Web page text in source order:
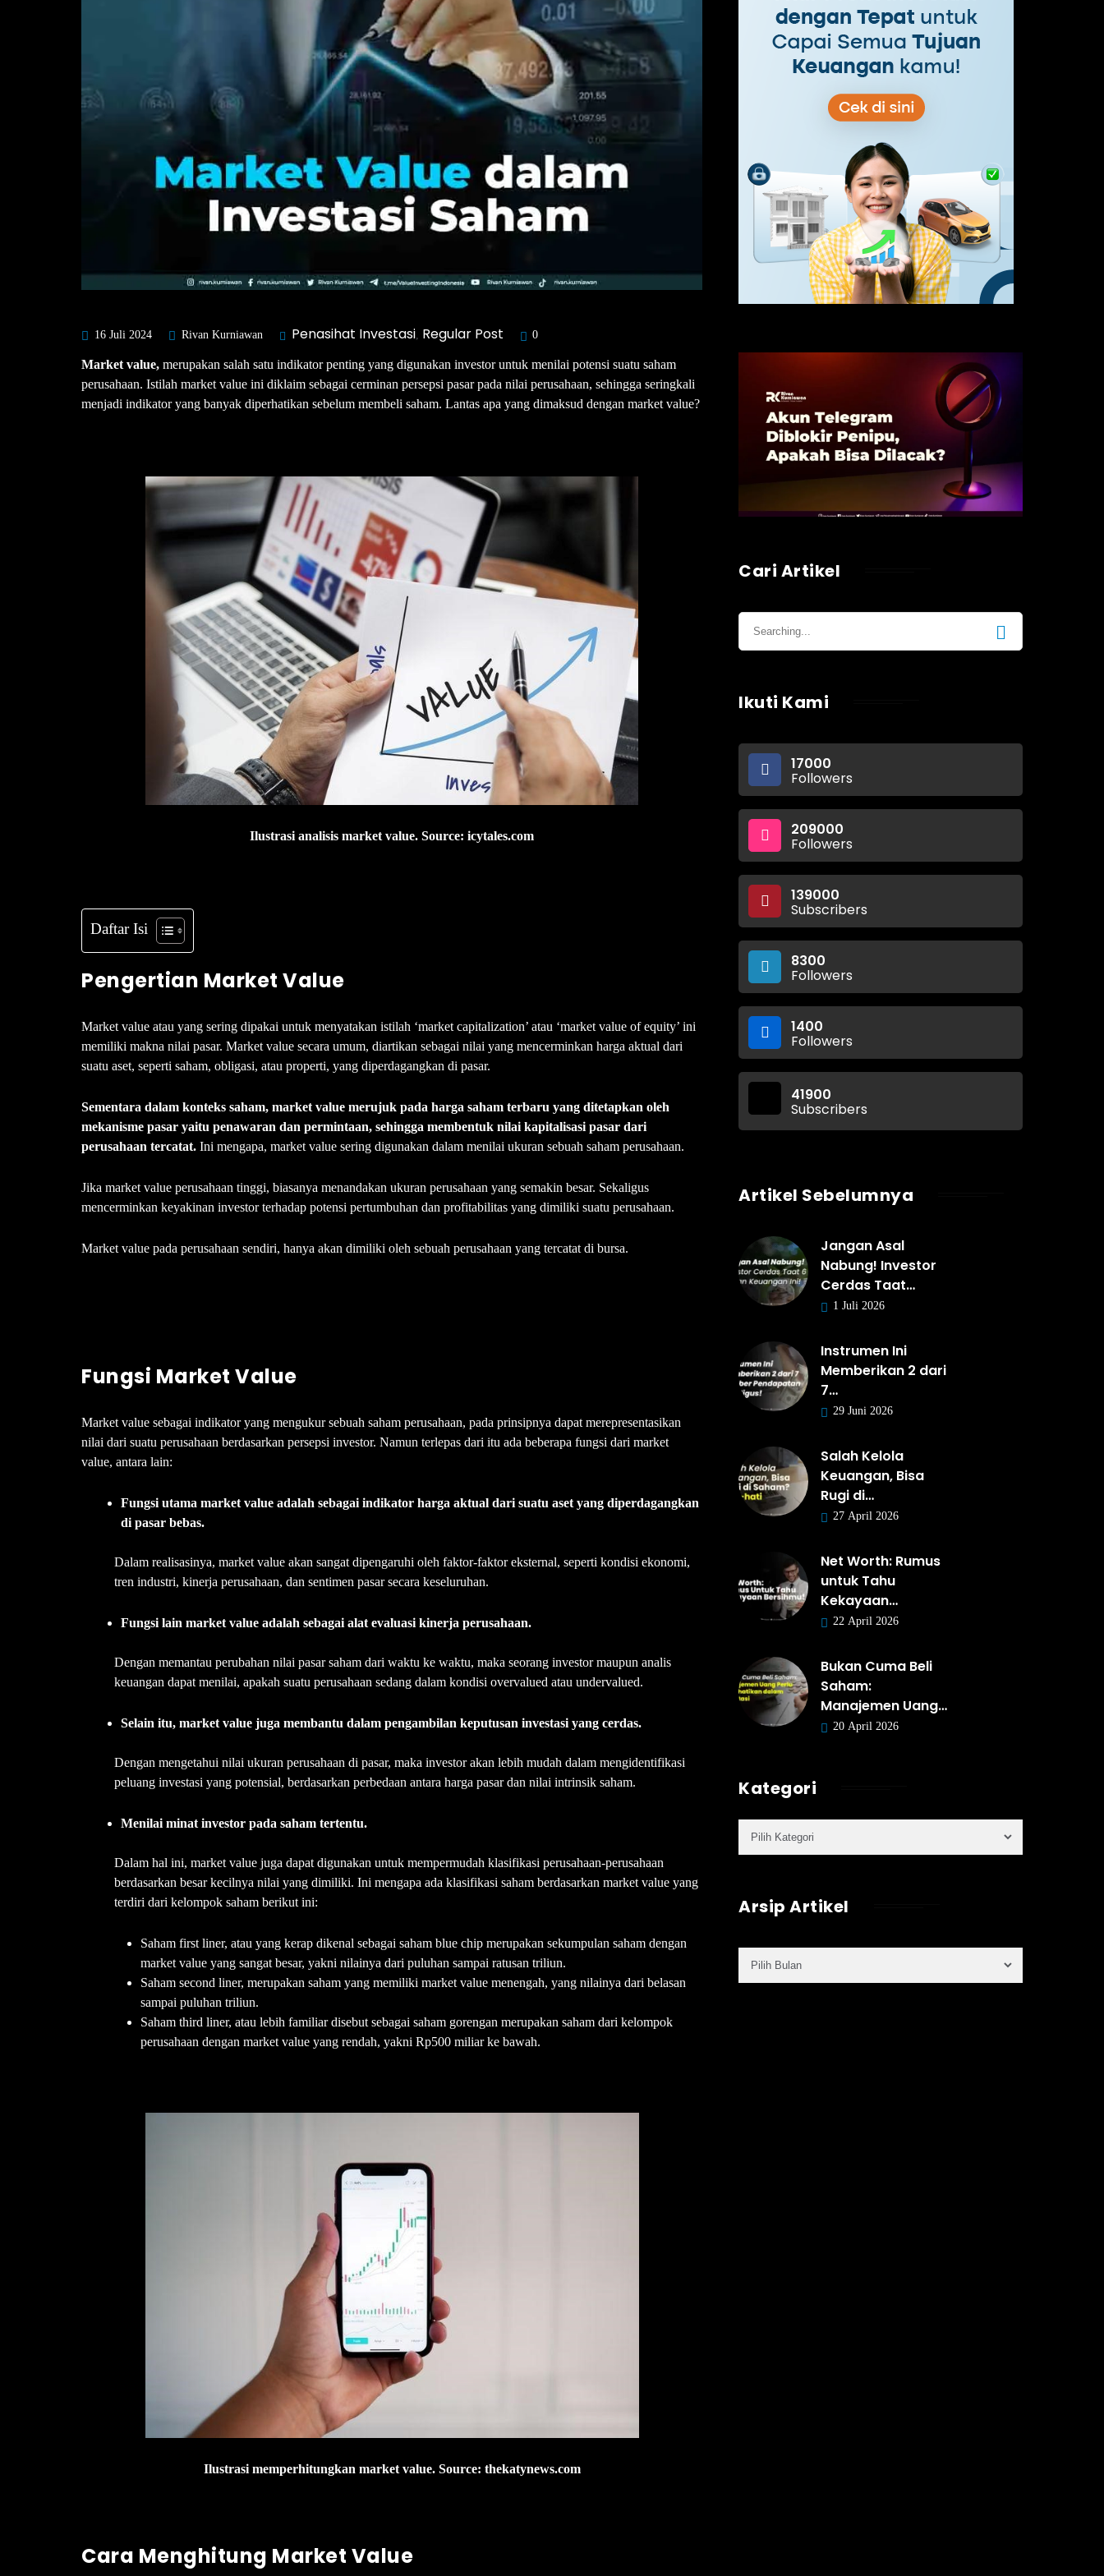
16 Juli 2024 Rivan Kurniawan Penasihat Investasi Regular Post 0
Market value, merupakan salah satu indikator penting yang digunakan investor untuk menilai potensi suatu saham
perusahaan. Istilah market value ini diklaim sebagai cerminan persepsi pasar pada nilai perusahaan, sehingga seringkali
menjadi indikator yang banyak diperhatikan sebelum membeli saham. Lantas apa yang dimaksud dengan market value?
Ilustrasi analisis market value. Source: icytales.com
Daftar Isi
Pengertian Market Value
Market value atau yang sering dipakai untuk menyatakan istilah ‘market capitalization’ atau ‘market value of equity’ ini
memiliki makna nilai pasar. Market value secara umum, diartikan sebagai nilai yang mencerminkan harga aktual dari
suatu aset, seperti saham, obligasi, atau properti, yang diperdagangkan di pasar.
Sementara dalam konteks saham, market value merujuk pada harga saham terbaru yang ditetapkan oleh
mekanisme pasar yaitu penawaran dan permintaan, sehingga membentuk nilai kapitalisasi pasar dari
perusahaan tercatat. Ini mengapa, market value sering digunakan dalam menilai ukuran sebuah saham perusahaan.
Jika market value perusahaan tinggi, biasanya menandakan ukuran perusahaan yang semakin besar. Sekaligus
mencerminkan keyakinan investor terhadap potensi pertumbuhan dan profitabilitas yang dimiliki suatu perusahaan.
Market value pada perusahaan sendiri, hanya akan dimiliki oleh sebuah perusahaan yang tercatat di bursa.
Fungsi Market Value
Market value sebagai indikator yang mengukur sebuah saham perusahaan, pada prinsipnya dapat merepresentasikan
nilai dari suatu perusahaan berdasarkan persepsi investor. Namun terlepas dari itu ada beberapa fungsi dari market
value, antara lain:
Fungsi utama market value adalah sebagai indikator harga aktual dari suatu aset yang diperdagangkan
di pasar bebas.
Dalam realisasinya, market value akan sangat dipengaruhi oleh faktor-faktor eksternal, seperti kondisi ekonomi,
tren industri, kinerja perusahaan, dan sentimen pasar secara keseluruhan.
Fungsi lain market value adalah sebagai alat evaluasi kinerja perusahaan.
Dengan memantau perubahan nilai pasar saham dari waktu ke waktu, maka seorang investor maupun analis
keuangan dapat menilai, apakah suatu perusahaan sedang dalam kondisi overvalued atau undervalued.
Selain itu, market value juga membantu dalam pengambilan keputusan investasi yang cerdas.
Dengan mengetahui nilai ukuran perusahaan di pasar, maka investor akan lebih mudah dalam mengidentifikasi
peluang investasi yang potensial, berdasarkan perbedaan antara harga pasar dan nilai intrinsik saham.
Menilai minat investor pada saham tertentu.
Dalam hal ini, market value juga dapat digunakan untuk mempermudah klasifikasi perusahaan-perusahaan
berdasarkan besar kecilnya nilai yang dimiliki. Ini mengapa ada klasifikasi saham berdasarkan market value yang
terdiri dari kelompok saham berikut ini:
Saham first liner, atau yang kerap dikenal sebagai saham blue chip merupakan sekumpulan saham dengan
market value yang sangat besar, yakni nilainya dari puluhan sampai ratusan triliun.
Saham second liner, merupakan saham yang memiliki market value menengah, yang nilainya dari belasan
sampai puluhan triliun.
Saham third liner, atau lebih familiar disebut sebagai saham gorengan merupakan saham dari kelompok
perusahaan dengan market value yang rendah, yakni Rp500 miliar ke bawah.
Ilustrasi memperhitungkan market value. Source: thekatynews.com
Cara Menghitung Market Value
Cari Artikel
Ikuti Kami
17000
Followers
209000
Followers
139000
Subscribers
8300
Followers
1400
Followers
41900
Subscribers
Artikel Sebelumnya
Jangan Asal
Nabung! Investor
Cerdas Taat…
1 Juli 2026
Instrumen Ini
Memberikan 2 dari
7…
29 Juni 2026
Salah Kelola
Keuangan, Bisa
Rugi di…
27 April 2026
Net Worth: Rumus
untuk Tahu
Kekayaan…
22 April 2026
Bukan Cuma Beli
Saham:
Manajemen Uang…
20 April 2026
Kategori
Arsip Artikel